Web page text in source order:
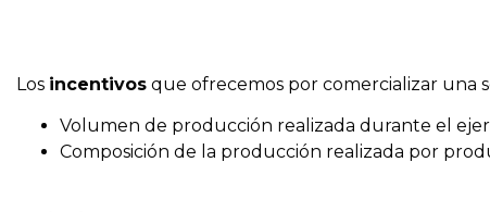
Los incentivos que ofrecemos por comercializar una
Volumen de producción realizada durante el
Composición de la producción realizada por